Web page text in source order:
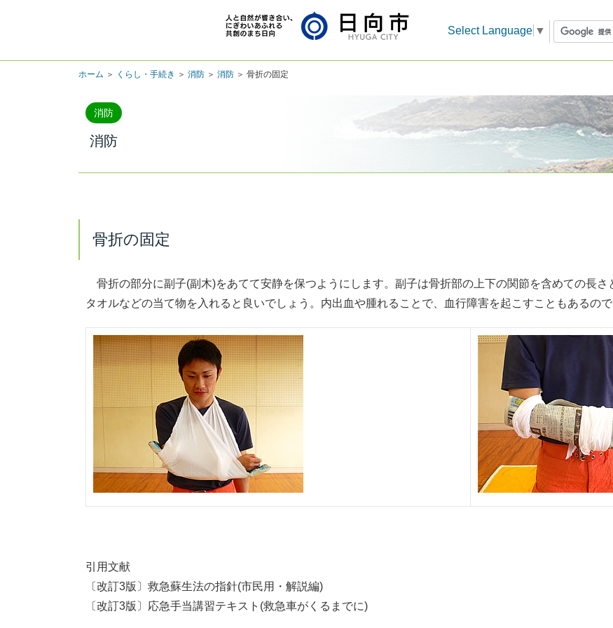
Select Language ▼
ホーム ＞ くらし・手続き ＞ 消防 ＞ 消防 ＞ 骨折の固定
消防
消防
骨折の固定
骨折の部分に副子(副木)をあてて安静を保つようにします。副子は骨折部の上下の関節を含めての長
タオルなどの当て物を入れると良いでしょう。内出血や腫れることで、血行障害を起こすこともあるので
引用文献
〔改訂3版〕救急蘇生法の指針(市民用・解説編)
〔改訂3版〕応急手当講習テキスト(救急車がくるまでに)